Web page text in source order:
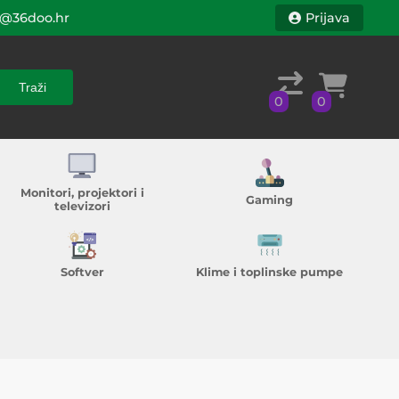
Traži
Prijava
Traži
0 0
Monitori, projektori i
televizori
Gaming
Softver Klime i toplinske pumpe